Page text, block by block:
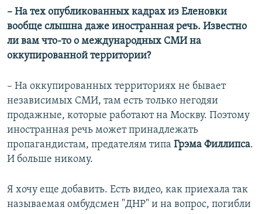
– На тех опубликованных кадрах из Еленовки
вообще слышна даже иностранная речь. Известно
ли вам что-то о международных СМИ на
оккупированной территории?
– На оккупированных территориях не бывает
независимых СМИ, там есть только негодяи
продажные, которые работают на Москву. Поэтому
иностранная речь может принадлежать
пропагандистам, предателям типа Грэма Филлипса.
И больше никому.
Я хочу еще добавить. Есть видео, как приехала так
называемая омбудсмен "ДНР" и на вопрос, погибли